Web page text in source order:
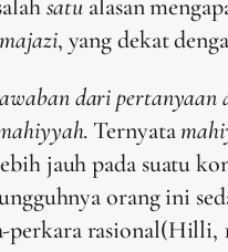
satu alasan
majazi, yang dekat
dari
. Ternyata
jauh pada suatu
orang ini
perkara rasional(Hilli,